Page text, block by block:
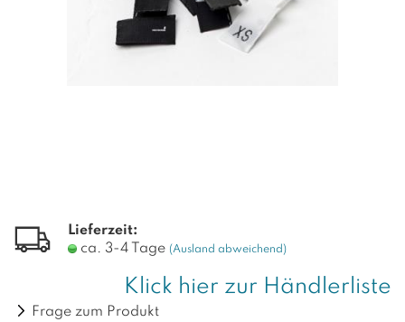
Lieferzeit:
ca. 3-4 Tage (Ausland abweichend)
Klick hier zur Händlerliste
Frage zum Produkt